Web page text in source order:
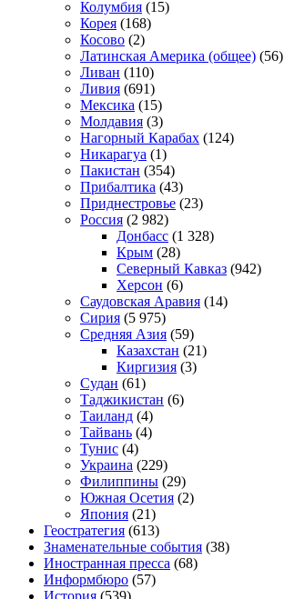
Колумбия (15)
Корея (168)
Косово (2)
Латинская Америка (общее) (56)
Ливан (110)
Ливия (691)
Мексика (15)
Молдавия (3)
Нагорный Карабах (124)
Никарагуа (1)
Пакистан (354)
Прибалтика (43)
Приднестровье (23)
Россия (2 982)
Донбасс (1 328)
Крым (28)
Северный Кавказ (942)
Херсон (6)
Саудовская Аравия (14)
Сирия (5 975)
Средняя Азия (59)
Казахстан (21)
Киргизия (3)
Судан (61)
Таджикистан (6)
Таиланд (4)
Тайвань (4)
Тунис (4)
Украина (229)
Филиппины (29)
Южная Осетия (2)
Япония (21)
Геостратегия (613)
Знаменательные события (38)
Иностранная пресса (68)
Информбюро (57)